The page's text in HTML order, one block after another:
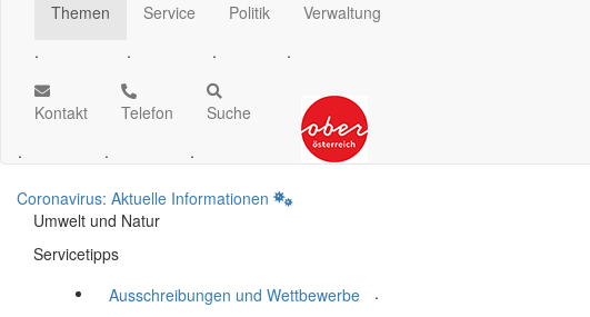
Themen
.
Service
.
Politik
.
Verwaltung
.
Kontakt
.
Telefon
.
Suche
.
Coronavirus: Aktuelle Informationen
Umwelt und Natur
Servicetipps
Ausschreibungen und Wettbewerbe
.